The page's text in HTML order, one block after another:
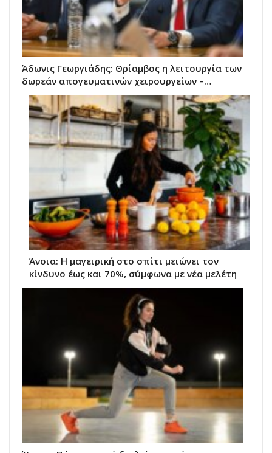
Άδωνις Γεωργιάδης: Θρίαμβος η λειτουργία των
δωρεάν απογευματινών χειρουργείων –…
Άνοια: Η μαγειρική στο σπίτι μειώνει τον
κίνδυνο έως και 70%, σύμφωνα με νέα μελέτη